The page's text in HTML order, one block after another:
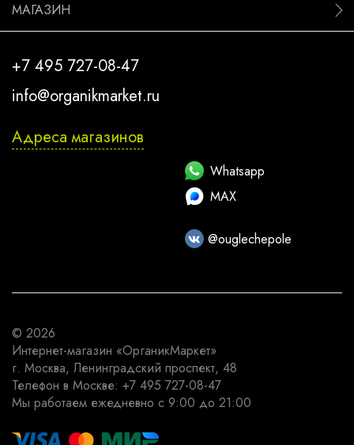
МАГАЗИН
+7 495 727-08-47
info@organikmarket.ru
Адреса магазинов
Whatsapp
MAX
@ouglechepole
© 2026
Интернет-магазин «ОрганикМаркет»
г. Москва, Ленинградский проспект, 48
Телефон в Москве: +7 495 727-08-47
Мы работаем ежедневно с 9:00 до 21:00